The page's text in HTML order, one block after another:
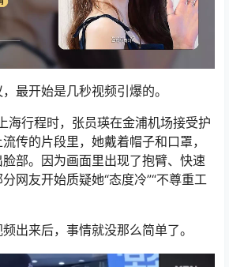
最开始是几秒视频引爆的。
海行程时，张员瑛在金浦机场接受护
传的片段里，她戴着帽子和口罩，
部。因为画面里出现了抱臂、快速
网友开始质疑她“态度冷”“不尊重工
出来后，事情就没那么简单了。